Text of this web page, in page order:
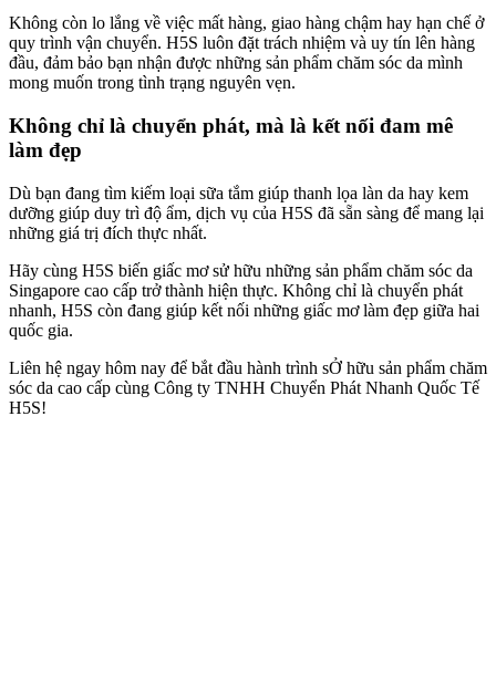
Không còn lo lắng về việc mất hàng, giao hàng chậm hay hạn chế ở
quy trình vận chuyển. H5S luôn đặt trách nhiệm và uy tín lên hàng
đầu, đảm bảo bạn nhận được những sản phẩm chăm sóc da mình
mong muốn trong tình trạng nguyên vẹn.
Không chỉ là chuyển phát, mà là kết nối đam mê
làm đẹp
Dù bạn đang tìm kiếm loại sữa tắm giúp thanh lọa làn da hay kem
dưỡng giúp duy trì độ ẩm, dịch vụ của H5S đã sẵn sàng để mang lại
những giá trị đích thực nhất.
Hãy cùng H5S biến giấc mơ sử hữu những sản phẩm chăm sóc da
Singapore cao cấp trở thành hiện thực. Không chỉ là chuyển phát
nhanh, H5S còn đang giúp kết nối những giấc mơ làm đẹp giữa hai
quốc gia.
Liên hệ ngay hôm nay để bắt đầu hành trình sỞ hữu sản phẩm chăm
sóc da cao cấp cùng Công ty TNHH Chuyển Phát Nhanh Quốc Tế
H5S!